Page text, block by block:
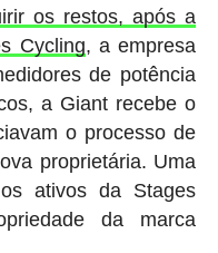
os restos, após a
Cycling, a empresa
de potência
a Giant recebe o
o processo de
proprietária. Uma
ativos da Stages
da marca